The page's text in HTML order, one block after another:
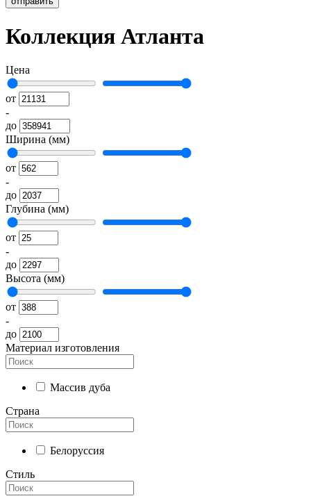
Коллекция Атланта
Цена
от
-
до
Ширина (мм)
от
-
до
Глубина (мм)
от
-
до
Высота (мм)
от
-
до
Материал изготовления
Массив дуба
Страна
Белоруссия
Стиль